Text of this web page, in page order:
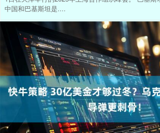
中国和巴基斯坦是....